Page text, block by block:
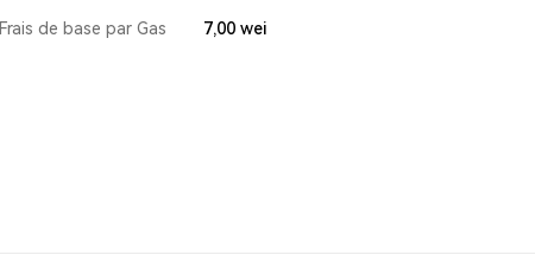
Frais de base par Gas 7,00 wei